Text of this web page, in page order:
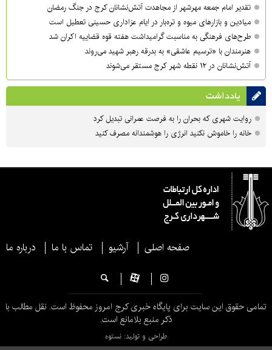
تقدیر امام جمعه مهرشهر از مجاهدت آتش‌نشانان کرج در جنگ رمضان
میادین و بازارهای میوه و تره‌بار در ایام عزاداری حسینی تعطیل است
طرح‌های فرهنگی به مناسبت گرامیداشت هفته قوه قضاییه اکران شد
هنرمندان با «ترسیم عاشقی» به بدرقه رهبر شهید می‌روند
آتش‌نشانان در ۱۲ نقطه شهر کرج مستقر می‌شوند
یادداشت
روایت شهری که بحران را به فرصت عمرانی تبدیل کرد
خانه را خاموش نکنید انرژی را هوشمندانه مصرف کنید
صفحه اصلی آرشیو تماس با ما درباره ما
تمامی حقوق این سایت برای پایگاه خبری کرج امروز محفوظ است. نقل مطالب با
ذکر منبع بلامانع است.
طراحی و تولید: نستوه